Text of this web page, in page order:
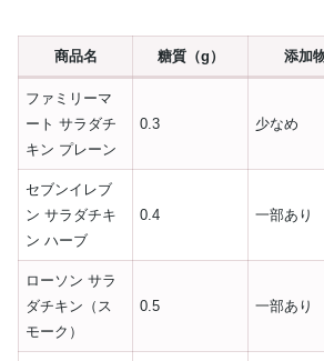
商品名 糖質（g） 添加
ファミリーマ
ート サラダチ
キン プレーン
0.3 少なめ
セブンイレブ
ン サラダチキ
ン ハーブ
0.4 一部あり
ローソン サラ
ダチキン（ス
モーク）
0.5 一部あり